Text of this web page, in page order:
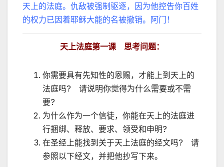
天上的法庭。仇敌被强制驱逐，因为他控告你百姓
的权力已因着耶稣大能的名被撤销。阿门！
天上法庭第一课 思考问题：
你需要具有先知性的恩赐，才能上到天上的
法庭吗? 请说明你觉得为什么需要或不需
要?
为什么作为一个信徒，你能在天上的法庭进
行捆绑、释放、要求、领受和申明?
在圣经上能找到关于天上法庭的经文吗? 请
参照以下经文，并把他抄写下来。